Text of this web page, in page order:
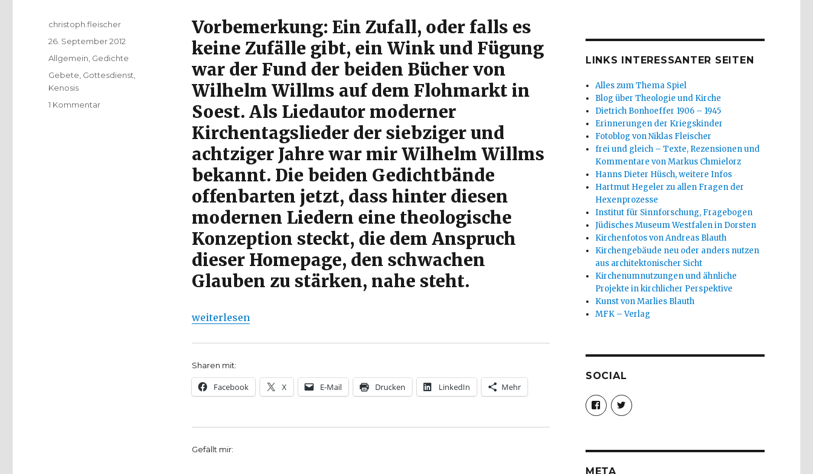
Vorbemerkung: Ein Zufall, oder falls es
keine Zufälle gibt, ein Wink und Fügung
war der Fund der beiden Bücher von
Wilhelm Willms auf dem Flohmarkt in
Soest. Als Liedautor moderner
Kirchentagslieder der siebziger und
achtziger Jahre war mir Wilhelm Willms
bekannt. Die beiden Gedichtbände
offenbarten jetzt, dass hinter diesen
modernen Liedern eine theologische
Konzeption steckt, die dem Anspruch
dieser Homepage, den schwachen
Glauben zu stärken, nahe steht.
„Moderne Abendmahlsgebete von Wilhelm Willms. Herausgegeben von Christoph Fleischer, Werl 2010“
weiterlesen
Sharen mit:
Facebook X E-Mail Drucken LinkedIn Mehr
Gefällt mir:
Autor
christoph.fleischer
Veröffentlicht
am
26. September 2012
Kategorien
Allgemein Gedichte
Schlagwörter
Gebete Gottesdienst
Kenosis
1 Kommentarzu
LINKS INTERESSANTER SEITEN
Alles zum Thema Spiel
Blog über Theologie und Kirche
Dietrich Bonhoeffer 1906 – 1945
Erinnerungen der Kriegskinder
Fotoblog von Niklas Fleischer
frei und gleich – Texte, Rezensionen und
Kommentare von Markus Chmielorz
Hanns Dieter Hüsch, weitere Infos
Hartmut Hegeler zu allen Fragen der
Hexenprozesse
Institut für Sinnforschung, Fragebogen
Jüdisches Museum Westfalen in Dorsten
Kirchenfotos von Andreas Blauth
Kirchengebäude neu oder anders nutzen
aus architektonischer Sicht
Kirchenumnutzungen und ähnliche
Projekte in kirchlicher Perspektive
Kunst von Marlies Blauth
MFK – Verlag
SOCIAL
Profil
von
christoph.fleischer1
anzeigen
Profil
von
anzeigen
META